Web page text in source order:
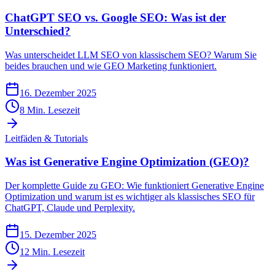
ChatGPT SEO vs. Google SEO: Was ist der
Unterschied?
Was unterscheidet LLM SEO von klassischem SEO? Warum Sie
beides brauchen und wie GEO Marketing funktioniert.
16. Dezember 2025
8 Min. Lesezeit
Leitfäden & Tutorials
Was ist Generative Engine Optimization (GEO)?
Der komplette Guide zu GEO: Wie funktioniert Generative Engine
Optimization und warum ist es wichtiger als klassisches SEO für
ChatGPT, Claude und Perplexity.
15. Dezember 2025
12 Min. Lesezeit